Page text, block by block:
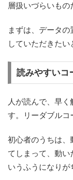
層扱いづらいもの
まずは、データ
していただきたい
読みやすいコ
人が読んで、早
す。リーダブルコ
初心者のうちは、
てしまって、動い
いうふうになりが